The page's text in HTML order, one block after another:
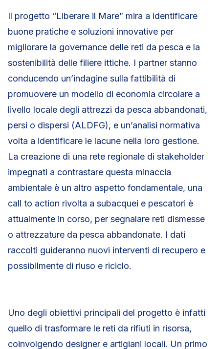
Il progetto “Liberare il Mare” mira a identificare
buone pratiche e soluzioni innovative per
migliorare la governance delle reti da pesca e la
sostenibilità delle filiere ittiche. I partner stanno
conducendo un’indagine sulla fattibilità di
promuovere un modello di economia circolare a
livello locale degli attrezzi da pesca abbandonati,
persi o dispersi (ALDFG), e un’analisi normativa
volta a identificare le lacune nella loro gestione.
La creazione di una rete regionale di stakeholder
impegnati a contrastare questa minaccia
ambientale è un altro aspetto fondamentale, una
call to action rivolta a subacquei e pescatori è
attualmente in corso, per segnalare reti dismesse
o attrezzature da pesca abbandonate. I dati
raccolti guideranno nuovi interventi di recupero e
possibilmente di riuso e riciclo.
Uno degli obiettivi principali del progetto è infatti
quello di trasformare le reti da rifiuti in risorsa,
coinvolgendo designer e artigiani locali. Un primo